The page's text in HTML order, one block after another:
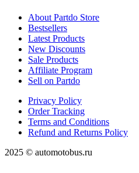
About Partdo Store
Bestsellers
Latest Products
New Discounts
Sale Products
Affiliate Program
Sell on Partdo
Privacy Policy
Order Tracking
Terms and Conditions
Refund and Returns Policy
2025 © automotobus.ru